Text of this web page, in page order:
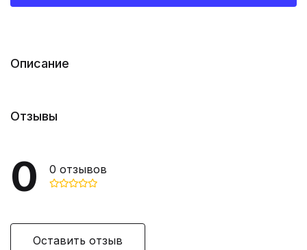
Описание
Отзывы
0 0 отзывов
Оставить отзыв